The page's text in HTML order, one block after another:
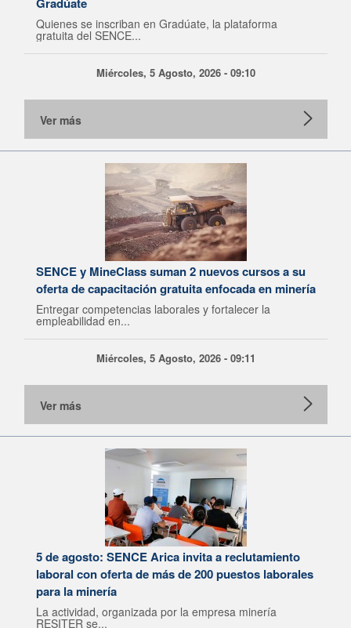
Quienes se inscriban en Gradúate, la plataforma
gratuita del SENCE...
Miércoles, 5 Agosto, 2026 - 09:10
Ver más
SENCE y MineClass suman 2 nuevos cursos a su
oferta de capacitación gratuita enfocada en minería
Entregar competencias laborales y fortalecer la
empleabilidad en...
Miércoles, 5 Agosto, 2026 - 09:11
Ver más
5 de agosto: SENCE Arica invita a reclutamiento
laboral con oferta de más de 200 puestos laborales
para la minería
La actividad, organizada por la empresa minería
RESITER se...